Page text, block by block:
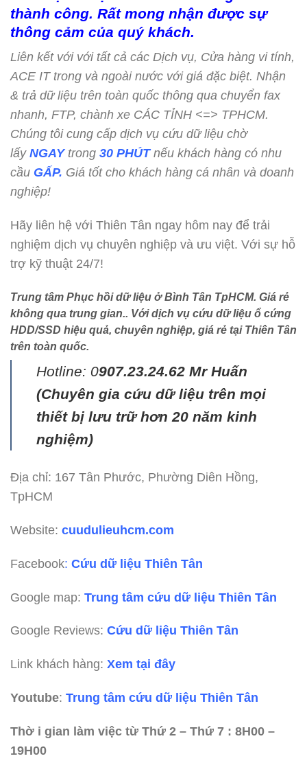
thành công. Rất mong nhận được sự
thông cảm của quý khách.
Liên kết với với tất cả các Dịch vụ, Cửa hàng vi tính,
ACE IT trong và ngoài nước với giá đặc biệt. Nhận
& trả dữ liệu trên toàn quốc thông qua chuyển fax
nhanh, FTP, chành xe CÁC TỈNH <=> TPHCM.
Chúng tôi cung cấp dịch vụ cứu dữ liệu chờ
lấy NGAYtrong 30 PHÚTnếu khách hàng có nhu
cầu GẤP. Giá tốt cho khách hàng cá nhân và doanh
nghiệp!
Hãy liên hệ với Thiên Tân ngay hôm nay để trải
nghiệm dịch vụ chuyên nghiệp và ưu việt. Với sự hỗ
trợ kỹ thuật 24/7!
Trung tâm Phục hồi dữ liệu ở Bình Tân TpHCM. Giá rẻ
không qua trung gian.. Với dịch vụ cứu dữ liệu ổ cứng
HDD/SSD hiệu quả, chuyên nghiệp, giá rẻ tại Thiên Tân
trên toàn quốc.
Hotline: 0907.23.24.62 Mr Huấn
(Chuyên gia cứu dữ liệu trên mọi
thiết bị lưu trữ hơn 20 năm kinh
nghiệm)
Địa chỉ: 167 Tân Phước, Phường Diên Hồng,
TpHCM
Website: cuudulieuhcm.com
Facebook: Cứu dữ liệu Thiên Tân
Google map: Trung tâm cứu dữ liệu Thiên Tân
Google Reviews: Cứu dữ liệu Thiên Tân
Link khách hàng: Xem tại đây
Youtube: Trung tâm cứu dữ liệu Thiên Tân
Thờ i gian làm việc từ Thứ 2 – Thứ 7 : 8H00 –
19H00